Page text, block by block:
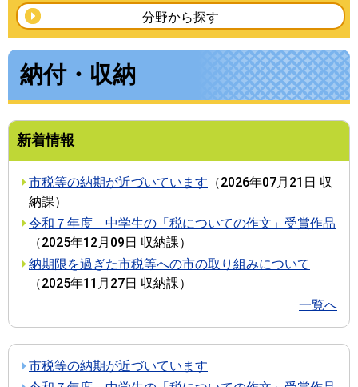
分野から探す
納付・収納
新着情報
市税等の納期が近づいています （2026年07月21日 収
納課）
令和７年度 中学生の「税についての作文」受賞作品
（2025年12月09日 収納課）
納期限を過ぎた市税等への市の取り組みについて
（2025年11月27日 収納課）
一覧へ
市税等の納期が近づいています